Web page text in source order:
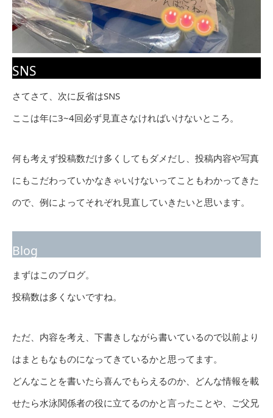
SNS
さてさて、次に反省はSNS
ここは年に3~4回必ず見直さなければいけないところ。
何も考えず投稿数だけ多くしてもダメだし、投稿内容や写真
にもこだわっていかなきゃいけないってこともわかってきた
ので、例によってそれぞれ見直していきたいと思います。
Blog
まずはこのブログ。
投稿数は多くないですね。
ただ、内容を考え、下書きしながら書いているので以前より
はまともなものになってきているかと思ってます。
どんなことを書いたら喜んでもらえるのか、どんな情報を載
せたら水泳関係者の役に立てるのかと言ったことや、ご父兄